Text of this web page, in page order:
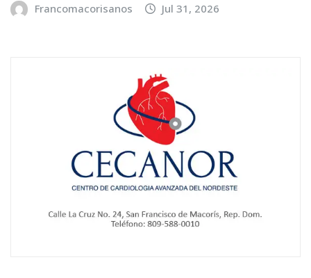
Francomacorisanos Jul 31, 2026